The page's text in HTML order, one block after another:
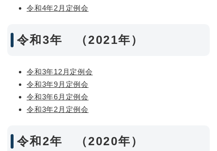
令和4年2月定例会
令和3年 （2021年）
令和3年12月定例会
令和3年9月定例会
令和3年6月定例会
令和3年2月定例会
令和2年 （2020年）